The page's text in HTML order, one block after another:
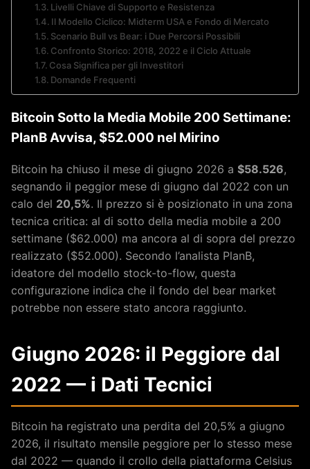
Livelli Chiave di Supporto e Resistenza
Il Modello Ciclico: Midterm USA e Fondo di Mercato
Scenario Bull vs Bear: i Due Percorsi Possibili
Confronto Storico: 2018, 2022 e il Ciclo Attuale
Cosa Significa per gli Investitori
Domande Frequenti
Bitcoin Sotto la Media Mobile 200 Settimane:
PlanB Avvisa, $52.000 nel Mirino
Bitcoin ha chiuso il mese di giugno 2026 a $58.526,
segnando il peggior mese di giugno dal 2022 con un
calo del 20,5%. Il prezzo si è posizionato in una zona
tecnica critica: al di sotto della media mobile a 200
settimane ($62.000) ma ancora al di sopra del prezzo
realizzato ($52.000). Secondo l’analista PlanB,
ideatore del modello stock-to-flow, questa
configurazione indica che il fondo del bear market
potrebbe non essere stato ancora raggiunto.
Giugno 2026: il Peggiore dal
2022 — i Dati Tecnici
Bitcoin ha registrato una perdita del 20,5% a giugno
2026, il risultato mensile peggiore per lo stesso mese
dal 2022 — quando il crollo della piattaforma Celsius